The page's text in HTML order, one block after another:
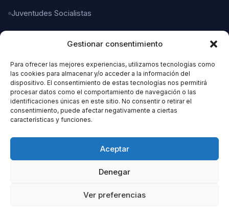
Gestionar consentimiento
Para ofrecer las mejores experiencias, utilizamos tecnologías como
las cookies para almacenar y/o acceder a la información del
dispositivo. El consentimiento de estas tecnologías nos permitirá
procesar datos como el comportamiento de navegación o las
identificaciones únicas en este sitio. No consentir o retirar el
consentimiento, puede afectar negativamente a ciertas
características y funciones.
Aceptar
Denegar
Ver preferencias
Juventudes Socialistas
C/ Gaspar del Pino, 4
11004 Cádiz
956 21 21 21
© 2026 PSOE Cádiz. Todos los derechos reservados.